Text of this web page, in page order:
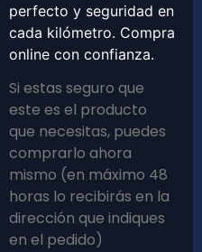
perfecto y seguridad en
cada kilómetro. Compra
online con confianza.
Si estas seguro que
este es el producto
que necesitas, puedes
comprarlo ahora
mismo (en máximo 48
horas lo recibirás en la
dirección que indiques
en el pedido)